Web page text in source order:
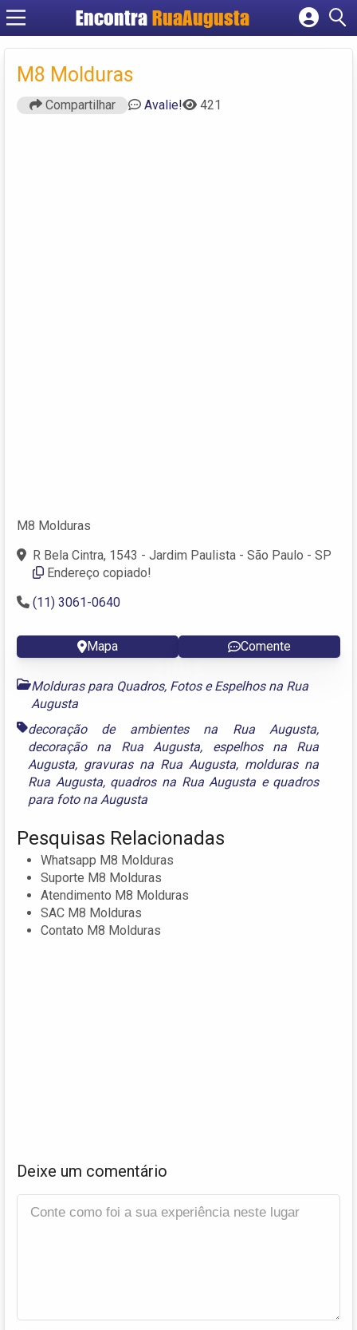
Encontra RuaAugusta
Cadastrar empresa
M8 Molduras
Compartilhar Avalie! 421
M8 Molduras
R Bela Cintra, 1543 - Jardim Paulista - São Paulo - SP
Endereço copiado!
(11) 3061-0640
Mapa Comente
Molduras para Quadros, Fotos e Espelhos na Rua
Augusta
decoração de ambientes na Rua Augusta,
decoração na Rua Augusta, espelhos na Rua
Augusta, gravuras na Rua Augusta, molduras na
Rua Augusta, quadros na Rua Augusta e quadros
para foto na Augusta
Pesquisas Relacionadas
Whatsapp M8 Molduras
Suporte M8 Molduras
Atendimento M8 Molduras
SAC M8 Molduras
Contato M8 Molduras
Deixe um comentário